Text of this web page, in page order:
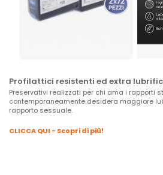
Profilattici resistenti ed extra
Preservativi realizzati per chi ama i rapporti
contemporaneamente desidera maggiore
rapporto sessuale.
CLICCA QUI - Scopri di più!